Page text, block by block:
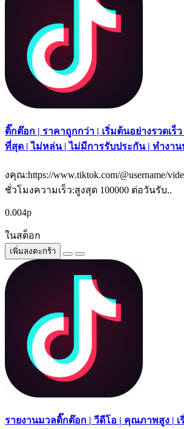
ติ๊กต๊อก | ราคาถูกกว่า | เริ่มต้นอย่างรวดเร็ว
ที่สุด | ไม่หล่น | ไม่มีการรับประกัน | ทำงาน
งคุณ:https://www.tiktok.com/@username/
ชั่วโมงความเร็ว:สูงสุด 100000 ต่อวันรับ..
0.004р
ในสต็อก
เพิ่มลงตะกร้า
รายงานมวลติ๊กต๊อก | วีดีโอ | คุณภาพสูง | เ